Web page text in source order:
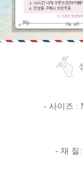
- 사이즈 :
- 재 질: